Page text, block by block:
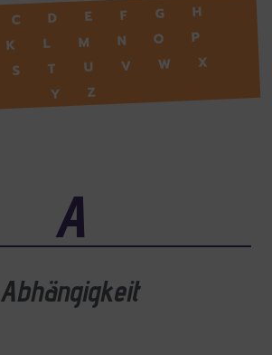
C D E F G H
K L M N O P
S T U V W
X
Y
Z
A
Abhängigkeit